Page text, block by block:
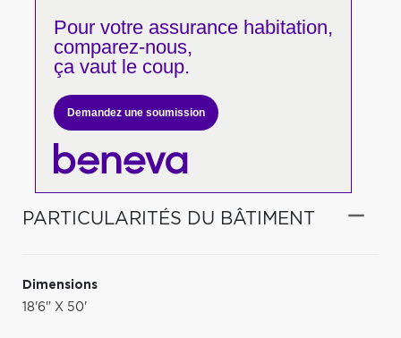
Pour votreassurance habitation,
comparez-nous,
ça vaut le coup.
Demandez une soumission
PARTICULARITÉS DU BÂTIMENT
Dimensions
18'6" X 50'